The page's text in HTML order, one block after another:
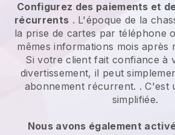
Configurez des paiements et
récurrents . L'époque de la
la prise de cartes par téléphone
mêmes informations mois après
Si votre client fait confiance à
divertissement, il peut
abonnement récurrent. . C'est
simplifiée.
Nous avons également